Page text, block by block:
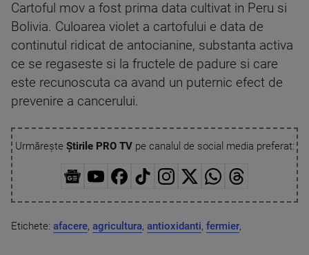
Cartoful mov a fost prima data cultivat in Peru si
Bolivia. Culoarea violet a cartofului e data de
continutul ridicat de antocianine, substanta activa
ce se regaseste si la fructele de padure si care
este recunoscuta ca avand un puternic efect de
prevenire a cancerului.
Urmărește Știrile PRO TVpe canalul de social media preferat:
Etichete: afacere, agricultura, antioxidanti, fermier,